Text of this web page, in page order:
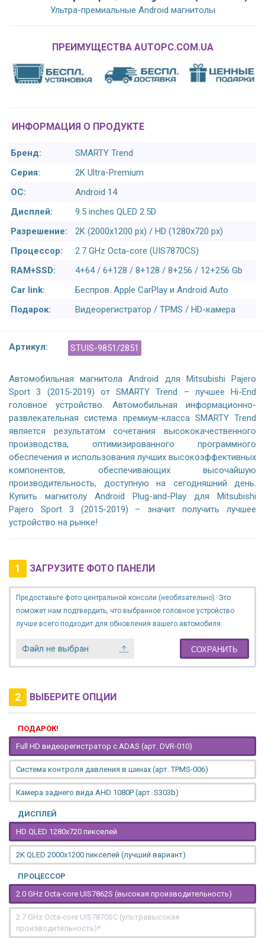
Ультра-премиальные Android магнитолы
ПРЕИМУЩЕСТВА AUTOPC.COM.UA
ИНФОРМАЦИЯ О ПРОДУКТЕ
Бренд:
SMARTY Trend
Серия:
2K Ultra-Premium
ОС:
Android 14
Дисплей:
9.5 inches QLED 2.5D
Разрешение:
2K (2000x1200 px) / HD (1280x720 px)
Процессор:
2.7 GHz Octa-core (UIS7870CS)
RAM+SSD:
4+64 / 6+128 / 8+128 / 8+256 / 12+256 Gb
Car link:
Беспров. Apple CarPlay и Android Auto
Подарок:
Видеорегистратор / TPMS / HD-камера
Артикул: STUIS-9851/2851
Автомобильная магнитола Android для Mitsubishi Pajero
Sport 3 (2015-2019) от SMARTY Trend – лучшее Hi-End
головное устройство. Автомобильная информационно-
развлекательная система премиум-класса SMARTY Trend
является результатом сочетания высококачественного
производства, оптимизированного программного
обеспечения и использования лучших высокоэффективных
компонентов, обеспечивающих высочайшую
производительность, доступную на сегодняшний день.
Купить магнитолу Android Plug-and-Play для Mitsubishi
Pajero Sport 3 (2015-2019) – значит получить лучшее
устройство на рынке!
1 ЗАГРУЗИТЕ ФОТО ПАНЕЛИ
Предоставьте фото центральной консоли (необязательно). Это
поможет нам подтвердить, что выбранное головное устройство
лучше всего подходит для обновления вашего автомобиля.
Файл не выбран СОХРАНИТЬ
2 ВЫБЕРИТЕ ОПЦИИ
ПОДАРОК!
Full HD видеорегистратор с ADAS (арт. DVR-010)
Система контроля давления в шинах (арт. TPMS-006)
Камера заднего вида AHD 1080P (арт. S303b)
ДИСПЛЕЙ
HD QLED 1280x720 пикселей
2K QLED 2000х1200 пикселей (лучший вариант)
ПРОЦЕССОР
2.0 GHz Octa-core UIS7862S (высокая производительность)
2.7 GHz Octa-core UIS7870SC (ультравысокая
производительность)*